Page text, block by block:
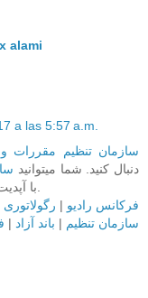
alami
a las 5:57 a.m.
سازمان تنظیم مقررات و
دنبال کنید. شما میتوانید
بادنبال کنید.
فرکانس رادیو | رگولاتوری
سازمان تنظیم | باند آزاد |